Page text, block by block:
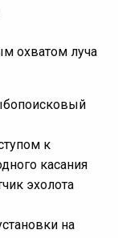
охватом луча
к
касания
эхолота
на